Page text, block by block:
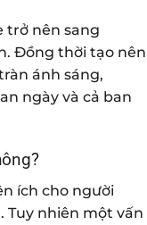
trở nên sang
Đồng thời tạo nên
ánh sáng,
ngày và cả ban
ích cho người
Tuy nhiên một vấn